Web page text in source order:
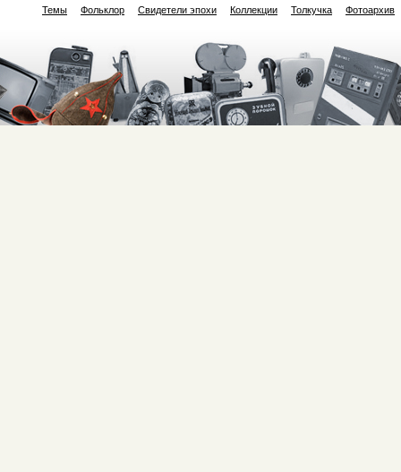
Темы Фольклор Свидетели эпохи Коллекции Толкучка Фотоархив